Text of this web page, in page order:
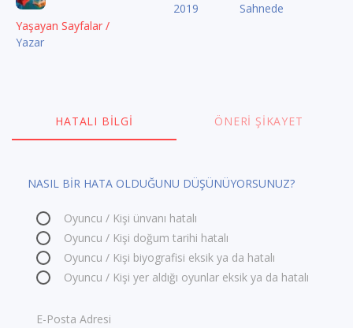
Yaşayan Sayfalar /
Yazar
2019 Sahnede
HATALI BILGI ÖNERI ŞIKAYET
NASIL BİR HATA OLDUĞUNU DÜŞÜNÜYORSUNUZ?
Oyuncu / Kişi ünvanı hatalı
Oyuncu / Kişi doğum tarihi hatalı
Oyuncu / Kişi biyografisi eksik ya da hatalı
Oyuncu / Kişi yer aldığı oyunlar eksik ya da hatalı
E-Posta Adresi